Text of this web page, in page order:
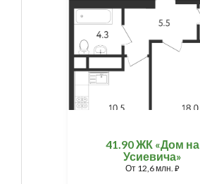
41.90 ЖК «Дом на
Усиевича»
От 12,6 млн. ⃏